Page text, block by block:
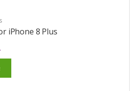
iPhone 8 Plus